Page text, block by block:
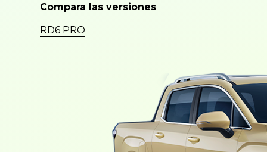
Compara las versiones
RD6 PRO